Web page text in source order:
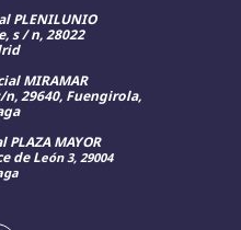
PLENILUNIO
s / n, 28022
MIRAMAR
29640, Fuengirola,
MAYOR
de León 3, 29004